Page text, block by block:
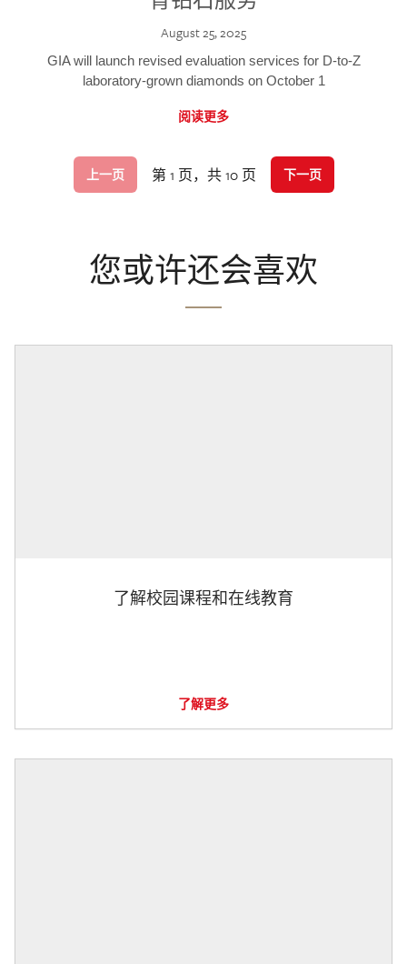
August 25, 2025
GIA will launch revised evaluation services for D-to-Z
laboratory-grown diamonds on October 1
阅读更多
上一页 第 1 页，共 10 页 下一页
您或许还会喜欢
了解校园课程和在线教育
了解更多